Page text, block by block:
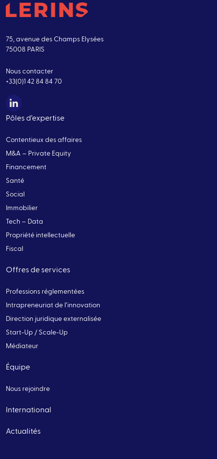
75, avenue des Champs Elysées
75008 PARIS
Nous contacter
+33(0)1 42 84 84 70
Pôles d’expertise
Contentieux des affaires
M&A – Private Equity
Financement
Santé
Social
Immobilier
Tech – Data
Propriété intellectuelle
Fiscal
Offres de services
Professions réglementées
Intrapreneuriat de l’innovation
Direction juridique externalisée
Start-Up / Scale-Up
Médiateur
Équipe
Nous rejoindre
International
Actualités